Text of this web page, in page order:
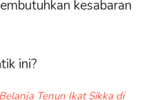
kesabaran
ini?
Belanja Tenun Ikat Sikka di